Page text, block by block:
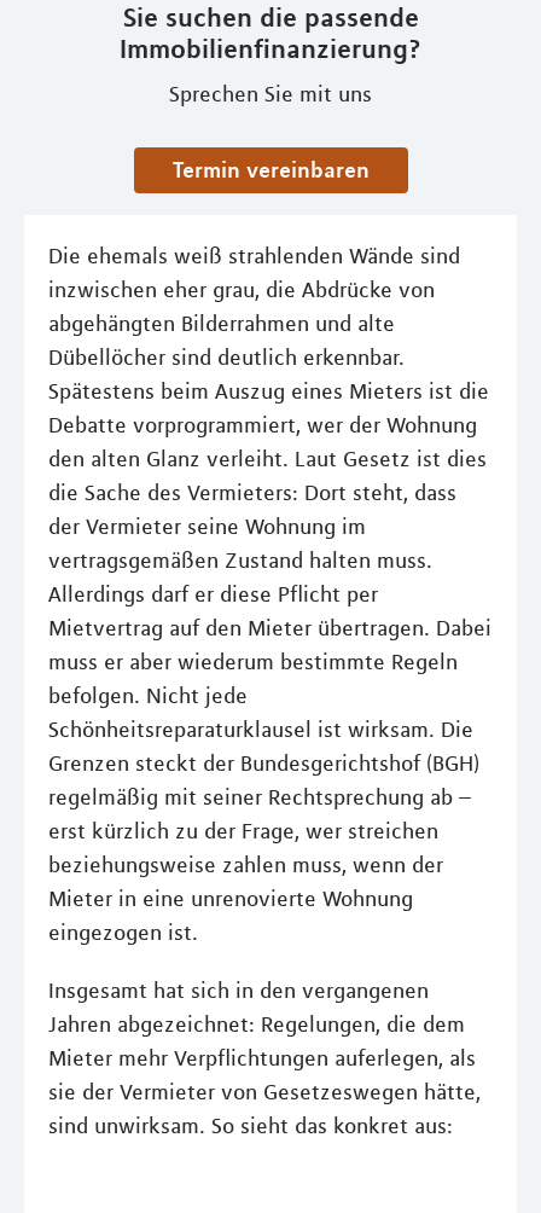
Sie suchen die passende
Immobilienfinanzierung?
Sprechen Sie mit uns
Termin vereinbaren
Die ehemals weiß strahlenden Wände sind
inzwischen eher grau, die Abdrücke von
abgehängten Bilderrahmen und alte
Dübellöcher sind deutlich erkennbar.
Spätestens beim Auszug eines Mieters ist die
Debatte vorprogrammiert, wer der Wohnung
den alten Glanz verleiht. Laut Gesetz ist dies
die Sache des Vermieters: Dort steht, dass
der Vermieter seine Wohnung im
vertragsgemäßen Zustand halten muss.
Allerdings darf er diese Pflicht per
Mietvertrag auf den Mieter übertragen. Dabei
muss er aber wiederum bestimmte Regeln
befolgen. Nicht jede
Schönheitsreparaturklausel ist wirksam. Die
Grenzen steckt der Bundesgerichtshof (BGH)
regelmäßig mit seiner Rechtsprechung ab –
erst kürzlich zu der Frage, wer streichen
beziehungsweise zahlen muss, wenn der
Mieter in eine unrenovierte Wohnung
eingezogen ist.
Insgesamt hat sich in den vergangenen
Jahren abgezeichnet: Regelungen, die dem
Mieter mehr Verpflichtungen auferlegen, als
sie der Vermieter von Gesetzeswegen hätte,
sind unwirksam. So sieht das konkret aus: